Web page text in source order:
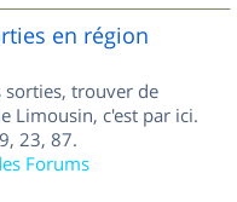
en région
sorties, trouver de
Limousin, c'est par ici.
23, 87.
Forums